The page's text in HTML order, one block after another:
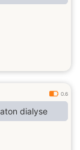
0.6
dialyse